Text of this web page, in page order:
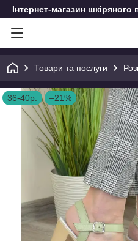
Інтернет-магазин
Товари та послуги
36-40р. –21%